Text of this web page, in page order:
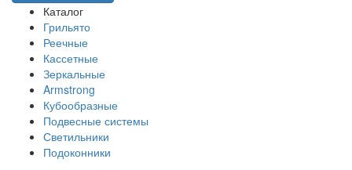
Каталог
Грильято
Реечные
Кассетные
Зеркальные
Armstrong
Кубообразные
Подвесные системы
Светильники
Подоконники